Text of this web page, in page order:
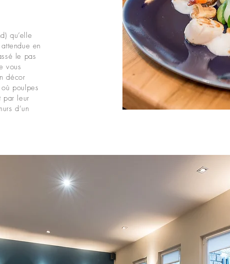
qu’elle
en
le pas
vous
décor
poulpes
par leur
d’un